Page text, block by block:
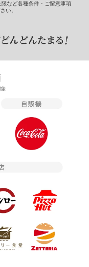
など各種条件・ご留意事項
い。